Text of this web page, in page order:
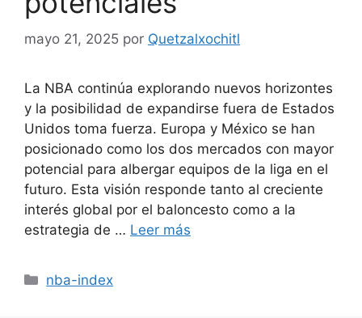
mayo 21, 2025 por Quetzalxochitl
La NBA continúa explorando nuevos horizontes
y la posibilidad de expandirse fuera de Estados
Unidos toma fuerza. Europa y México se han
posicionado como los dos mercados con mayor
potencial para albergar equipos de la liga en el
futuro. Esta visión responde tanto al creciente
interés global por el baloncesto como a la
estrategia de … Leer más
Categorías
nba-index